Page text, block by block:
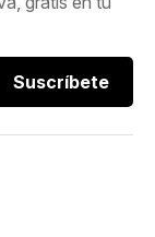
Suscríbete